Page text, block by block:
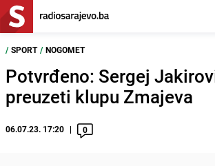
/ SPORT / NOGOMET
Potvrđeno: Sergej
preuzeti klupu Zmajeva
06.07.23. 17:20 0